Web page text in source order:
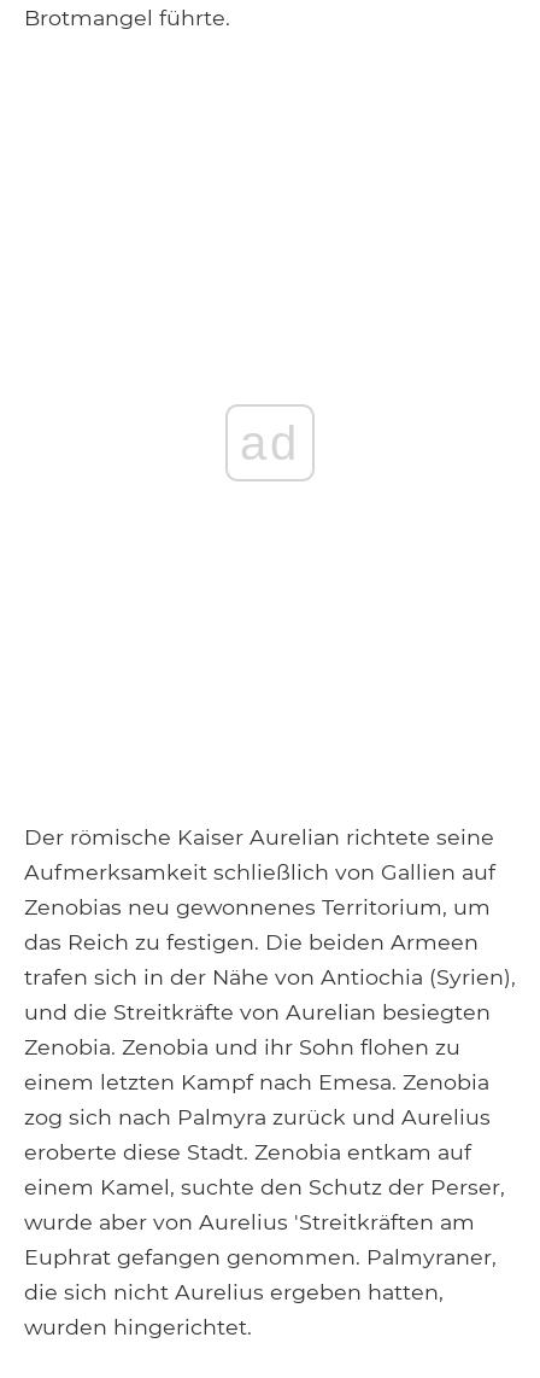
Brotmangel führte.
ad
Der römische Kaiser Aurelian richtete seine
Aufmerksamkeit schließlich von Gallien auf
Zenobias neu gewonnenes Territorium, um
das Reich zu festigen. Die beiden Armeen
trafen sich in der Nähe von Antiochia (Syrien),
und die Streitkräfte von Aurelian besiegten
Zenobia. Zenobia und ihr Sohn flohen zu
einem letzten Kampf nach Emesa. Zenobia
zog sich nach Palmyra zurück und Aurelius
eroberte diese Stadt. Zenobia entkam auf
einem Kamel, suchte den Schutz der Perser,
wurde aber von Aurelius 'Streitkräften am
Euphrat gefangen genommen. Palmyraner,
die sich nicht Aurelius ergeben hatten,
wurden hingerichtet.